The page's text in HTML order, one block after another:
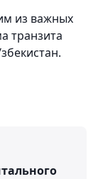
из важных
транзита